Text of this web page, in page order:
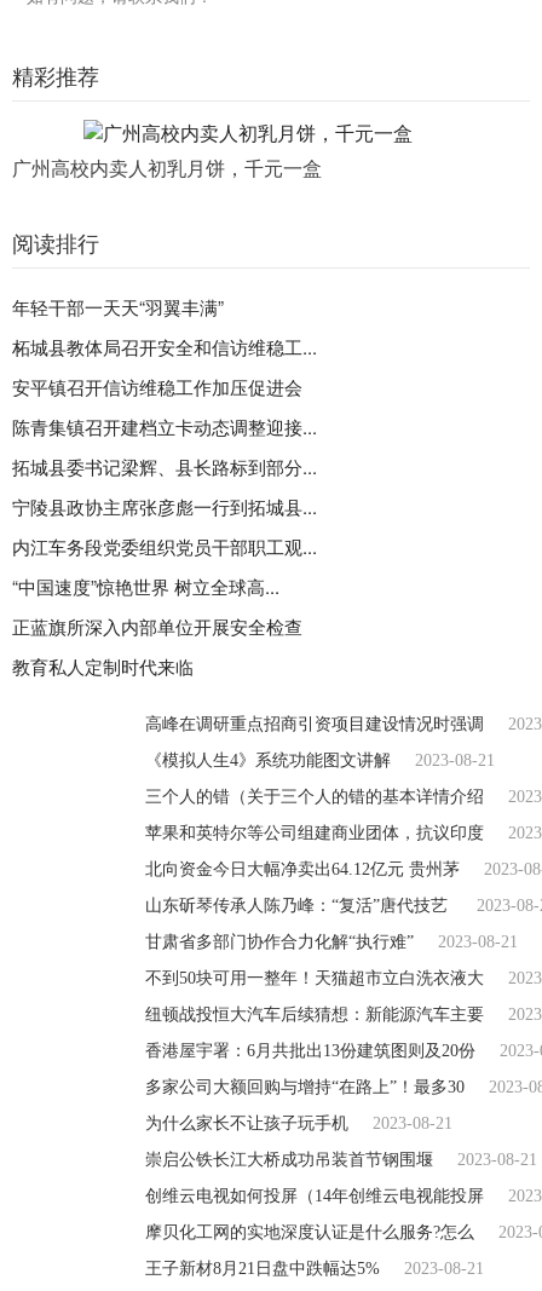
精彩推荐
广州高校内卖人初乳月饼，千元一盒
阅读排行
年轻干部一天天“羽翼丰满”
柘城县教体局召开安全和信访维稳工...
安平镇召开信访维稳工作加压促进会
陈青集镇召开建档立卡动态调整迎接...
拓城县委书记梁辉、县长路标到部分...
宁陵县政协主席张彦彪一行到拓城县...
内江车务段党委组织党员干部职工观...
“中国速度”惊艳世界 树立全球高...
正蓝旗所深入内部单位开展安全检查
教育私人定制时代来临
高峰在调研重点招商引资项目建设情况时强调
《模拟人生4》系统功能图文讲解
2023-08-21
三个人的错（关于三个人的错的基本详情介绍
苹果和英特尔等公司组建商业团体，抗议印度
北向资金今日大幅净卖出64.12亿元 贵州茅
2023-
山东斫琴传承人陈乃峰：“复活”唐代技艺
2023-
甘肃省多部门协作合力化解“执行难”
2023-08-21
不到50块可用一整年！天猫超市立白洗衣液大
纽顿战投恒大汽车后续猜想：新能源汽车主要
香港屋宇署：6月共批出13份建筑图则及20份
多家公司大额回购与增持“在路上”！最多30
2023-
为什么家长不让孩子玩手机
2023-08-21
崇启公铁长江大桥成功吊装首节钢围堰
2023-08-21
创维云电视如何投屏（14年创维云电视能投屏
摩贝化工网的实地深度认证是什么服务?怎么
2023-
王子新材8月21日盘中跌幅达5%
2023-08-21